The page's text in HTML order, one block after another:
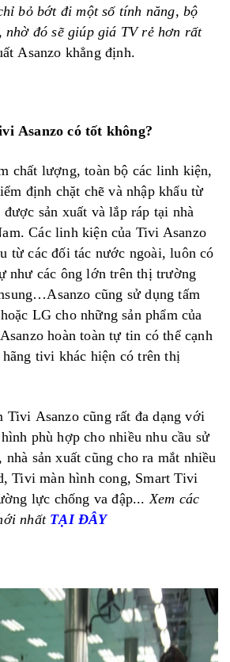
bỏ bớt đi một số tính năng, bộ
nhờ đó sẽ giúp giá TV rẻ hơn rất
Asanzo khẳng định.
Asanzo có tốt không?
chất lượng, toàn bộ các linh kiện,
định chặt chẽ và nhập khẩu từ
sản xuất và lắp ráp tại nhà
Các linh kiện của Tivi Asanzo
từ các đối tác nước ngoài, luôn có
như các ông lớn trên thị trường
cũng sử dụng tấm
LG cho những sản phẩm của
hoàn toàn tự tin có thể cạnh
tivi khác hiện có trên thị
Tivi Asanzo cũng rất đa dạng với
phù hợp cho nhiều nhu cầu sử
nhà sản xuất cũng cho ra mắt nhiều
Tivi màn hình cong, Smart Tivi
lực chống va đập...Xem các
nhất TẠI ĐÂY